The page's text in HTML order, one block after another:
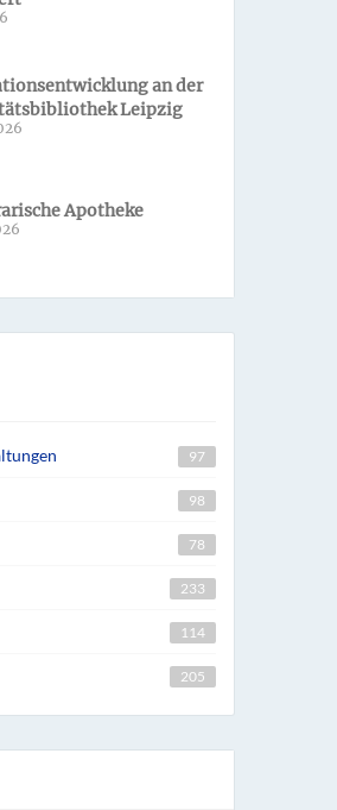
an der
Leipzig
Apotheke
97
98
78
233
114
205